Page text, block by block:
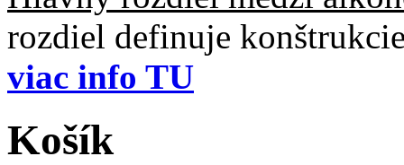
rozdiel definuje
viac info TU
Košík